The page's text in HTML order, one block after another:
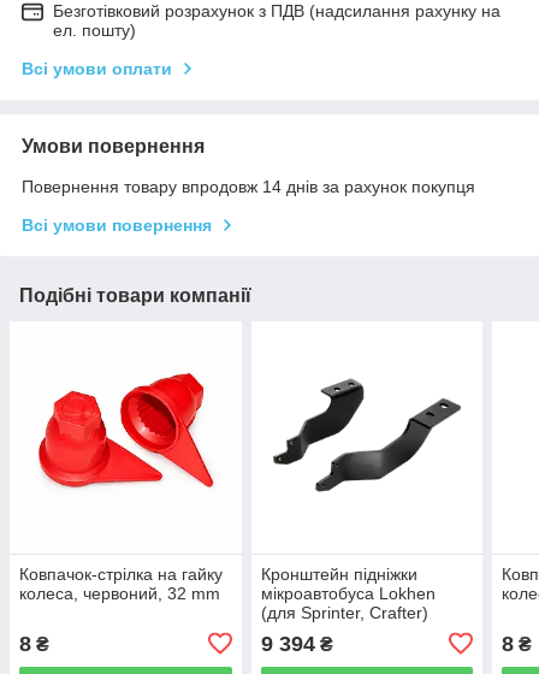
Безготівковий розрахунок з ПДВ (надсилання рахунку на
ел. пошту)
Всі умови оплати
Умови повернення
Повернення товару впродовж 14 днів за рахунок покупця
Всі умови повернення
Подібні товари компанії
Ковпачок-стрілка на гайку
колеса, червоний, 32 mm
8 ₴
Кронштейн підніжки
мікроавтобуса Lokhen
(для Sprinter, Crafter)
9 394₴ 8 ₴